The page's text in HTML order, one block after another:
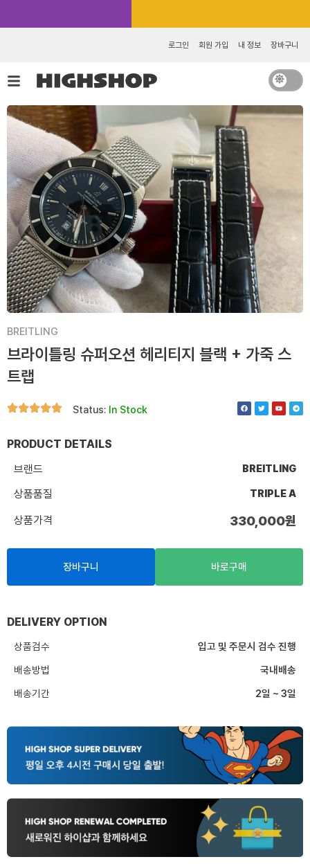
건
너
뛰
기
로그인 회원 가입 내 정보 장바구니
BREITLING
브라이틀링 슈퍼오션 헤리티지 블랙 + 가죽 스
트랩
Status: In Stock
F
a
c
T
w
i
Y
o
u
T
e
l
PRODUCT DETAILS
브랜드
BREITLING
상품품질 TRIPLE A
상품가격 330,000원
장바구니 바로구매
DELIVERY OPTION
상품검수
입고 및 주문시 검수 진행
배송방법
국내배송
배송기간
2일 ~ 3일